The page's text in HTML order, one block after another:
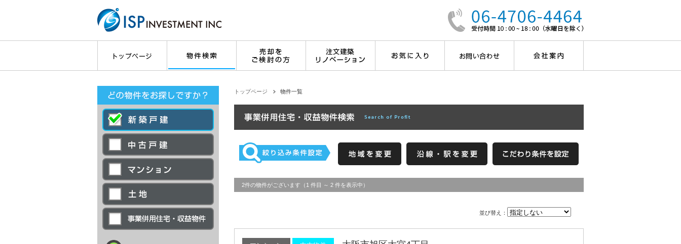
トップページ 物件一覧
2件の物件がございます（1 件目 ～ 2 件を表示中）
並び替え：